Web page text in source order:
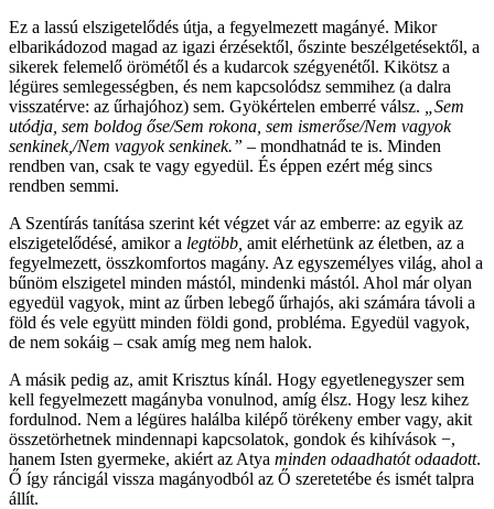
Ez a lassú elszigetelődés útja, a fegyelmezett magányé. Mikor
elbarikádozod magad az igazi érzésektől, őszinte beszélgetésektől, a
sikerek felemelő örömétől és a kudarcok szégyenétől. Kikötsz a
légüres semlegességben, és nem kapcsolódsz semmihez (a dalra
visszatérve: az űrhajóhoz) sem. Gyökértelen emberré válsz. „Sem
utódja, sem boldog őse/Sem rokona, sem ismerőse/Nem vagyok
senkinek,/Nem vagyok senkinek.” – mondhatnád te is. Minden
rendben van, csak te vagy egyedül. És éppen ezért még sincs
rendben semmi.
A Szentírás tanítása szerint két végzet vár az emberre: az egyik az
elszigetelődésé, amikor a legtöbb, amit elérhetünk az életben, az a
fegyelmezett, összkomfortos magány. Az egyszemélyes világ, ahol a
bűnöm elszigetel minden mástól, mindenki mástól. Ahol már olyan
egyedül vagyok, mint az űrben lebegő űrhajós, aki számára távoli a
föld és vele együtt minden földi gond, probléma. Egyedül vagyok,
de nem sokáig – csak amíg meg nem halok.
A másik pedig az, amit Krisztus kínál. Hogy egyetlenegyszer sem
kell fegyelmezett magányba vonulnod, amíg élsz. Hogy lesz kihez
fordulnod. Nem a légüres halálba kilépő törékeny ember vagy, akit
összetörhetnek mindennapi kapcsolatok, gondok és kihívások −,
hanem Isten gyermeke, akiért az Atya minden odaadhatót odaadott.
Ő így ráncigál vissza magányodból az Ő szeretetébe és ismét talpra
állít.